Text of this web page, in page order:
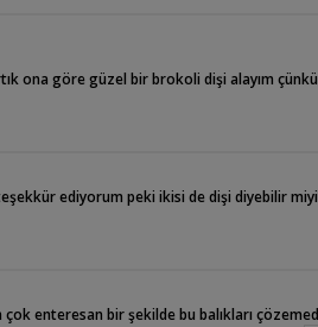
ona göre güzel bir brokoli dişi alayım
ediyorum peki ikisi de dişi diyebilir
enteresan bir şekilde bu balıkları